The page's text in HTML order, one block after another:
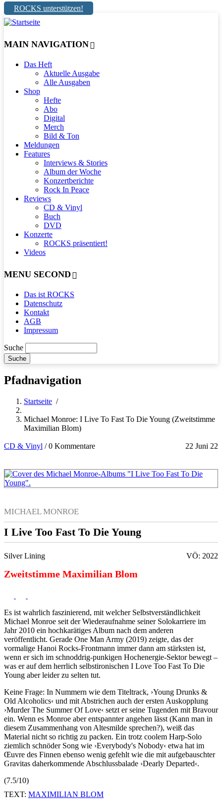
ROCKS unterstützen!
MAIN NAVIGATION
Das Heft
Aktuelle Ausgabe
Alle Ausgaben
Shop
Hefte
Abo
Digital
Merch
Bild & Ton
Meldungen
Features
Interviews & Stories
Album der Woche
Konzertberichte
Rock In Peace
Reviews
CD & Vinyl
Buch
DVD
Konzerte
ROCKS präsentiert!
Videos
MENU SECOND
Das ist ROCKS
Datenschutz
Kontakt
AGB
Impressum
Suche
Pfadnavigation
Startseite /
Michael Monroe: I Live To Fast To Die Young (Zweitstimme
Maximilian Blom)
CD & Vinyl 22 Juni 22
/0 Kommentare
MICHAEL MONROE
I Live Too Fast To Die Young
Silver Lining VÖ: 2022
Zweitstimme Maximilian Blom
Es ist wahrlich faszinierend, mit welcher Selbstverständlichkeit
Michael Monroe seit der Wiederaufnahme seiner Solokarriere im
Jahr 2010 ein hochkarätiges Album nach dem anderen
veröffentlicht. Gerade One Man Army (2019) zeigte, das der
vormalige Hanoi Rocks-Frontmann immer dann am stärksten ist,
wenn er sich im schnoddrig-punkigen Hochenergie-Sektor bewegt –
was er auf dem herrlich selbstironischen I Love Too Fast To Die
Young aber leider zu selten tut.
Keine Frage: In Nummern wie dem Titeltrack, ›Young Drunks &
Old Alcoholics‹ und mit Abstrichen auch der ersten Auskopplung
›Murder The Summer Of Love‹ setzt er seine Tugenden mit Bravour
ein. Wenn es Monroe aber entspannter angehen lässt (Kann man in
diesem Zusammenhang von Altesmilde sprechen?), weiß das
Material nicht so richtig zu packen. Ein trotz coolem Harp-Solo
ziemlich schnöder Song wie ›Everybody's Nobody‹ etwa hat im
Œuvre des Finnen ebenso wenig gefehlt wie die mit aufgebauschter
Gravitas daherkommende Abschlussbalade ›Dearly Departed‹.
(7.5/10)
TEXT: MAXIMILIAN BLOM